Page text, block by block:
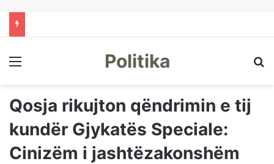
Menu Politika
Qosja rikujton qëndrimin e tij
kundër Gjykatës Speciale:
Cinizëm i jashtëzakonshëm